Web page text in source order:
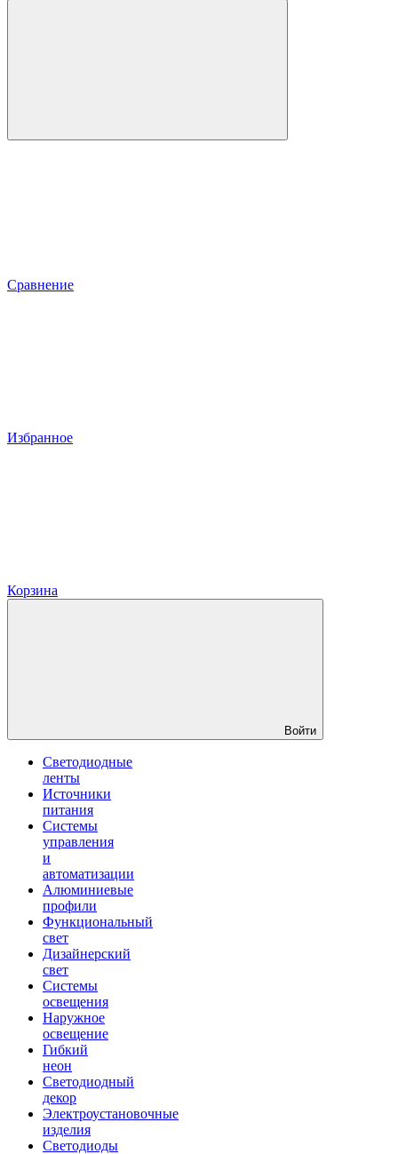
Сравнение
Избранное
Корзина
Войти
Светодиодные
ленты
Источники
питания
Системы
управления
и
автоматизации
Алюминиевые
профили
Функциональный
свет
Дизайнерский
свет
Системы
освещения
Наружное
освещение
Гибкий
неон
Светодиодный
декор
Электроустановочные
изделия
Светодиоды